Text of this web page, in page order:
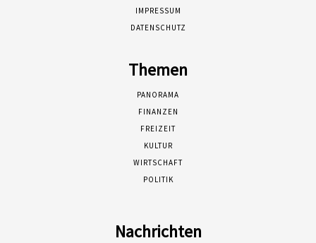
IMPRESSUM
DATENSCHUTZ
Themen
PANORAMA
FINANZEN
FREIZEIT
KULTUR
WIRTSCHAFT
POLITIK
Nachrichten